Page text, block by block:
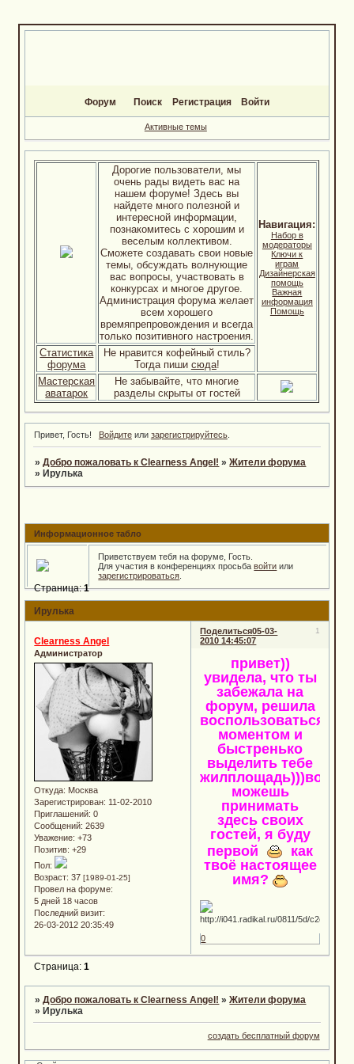
Форум Поиск Регистрация Войти
Активные темы
Дорогие пользователи, мы
очень рады видеть вас на
нашем форуме! Здесь вы
найдете много полезной и
интересной информации,
познакомитесь с хорошим и
веселым коллективом.
Сможете создавать свои новые
темы, обсуждать волнующие
вас вопросы, участвовать в
конкурсах и многое другое.
Администрация форума желает
всем хорошего
времяпрепровождения и всегда
только позитивного настроения.
Навигация:
Набор в
модераторы
Ключи к
играм
Дизайнерская
помощь
Важная
информация
Помощь
Статистика
форума
Не нравится кофейный стиль?
Тогда пиши сюда!
Мастерская
аватарок
Не забывайте, что многие
разделы скрыты от гостей
Привет, Гость! Войдитеили зарегистрируйтесь.
»Добро пожаловать к Clearness Angel! »Жители форума
»Ирулька
Информационное табло
Приветствуем тебя на форуме, Гость.
Для участия в конференциях просьбавойти или
зарегистрироваться
Ирулька
Страница:1
Поделиться 1
05-03-
2010 14:45:07
Clearness Angel
Администратор
Откуда: Москва
Зарегистрирован: 11-02-2010
Приглашений: 0
Сообщений: 2639
Уважение: +73
Позитив: +29
Пол:
Возраст: 37[1989-01-25]
Провел на форуме:
5 дней 18 часов
Последний визит:
26-03-2012 20:35:49
привет))
увидела, что ты
забежала на
форум, решила
воспользоваться
моментом и
быстренько
выделить тебе
можешь
принимать
здесь своих
гостей, я буду
первой
как
твоё настоящее
имя?
0
Страница:1
»Добро пожаловать к Clearness Angel! »Жители форума
»Ирулька
создать бесплатный форум